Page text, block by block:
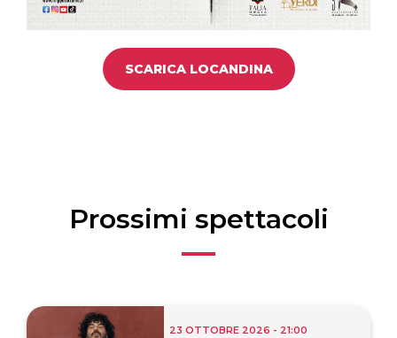
SCARICA LOCANDINA
Prossimi spettacoli
23 OTTOBRE 2026 - 21:00